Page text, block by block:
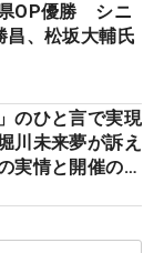
OP優勝 シニ
昌、松坂大輔氏
のひと言で実現
川未来夢が訴え
実情と開催の舞